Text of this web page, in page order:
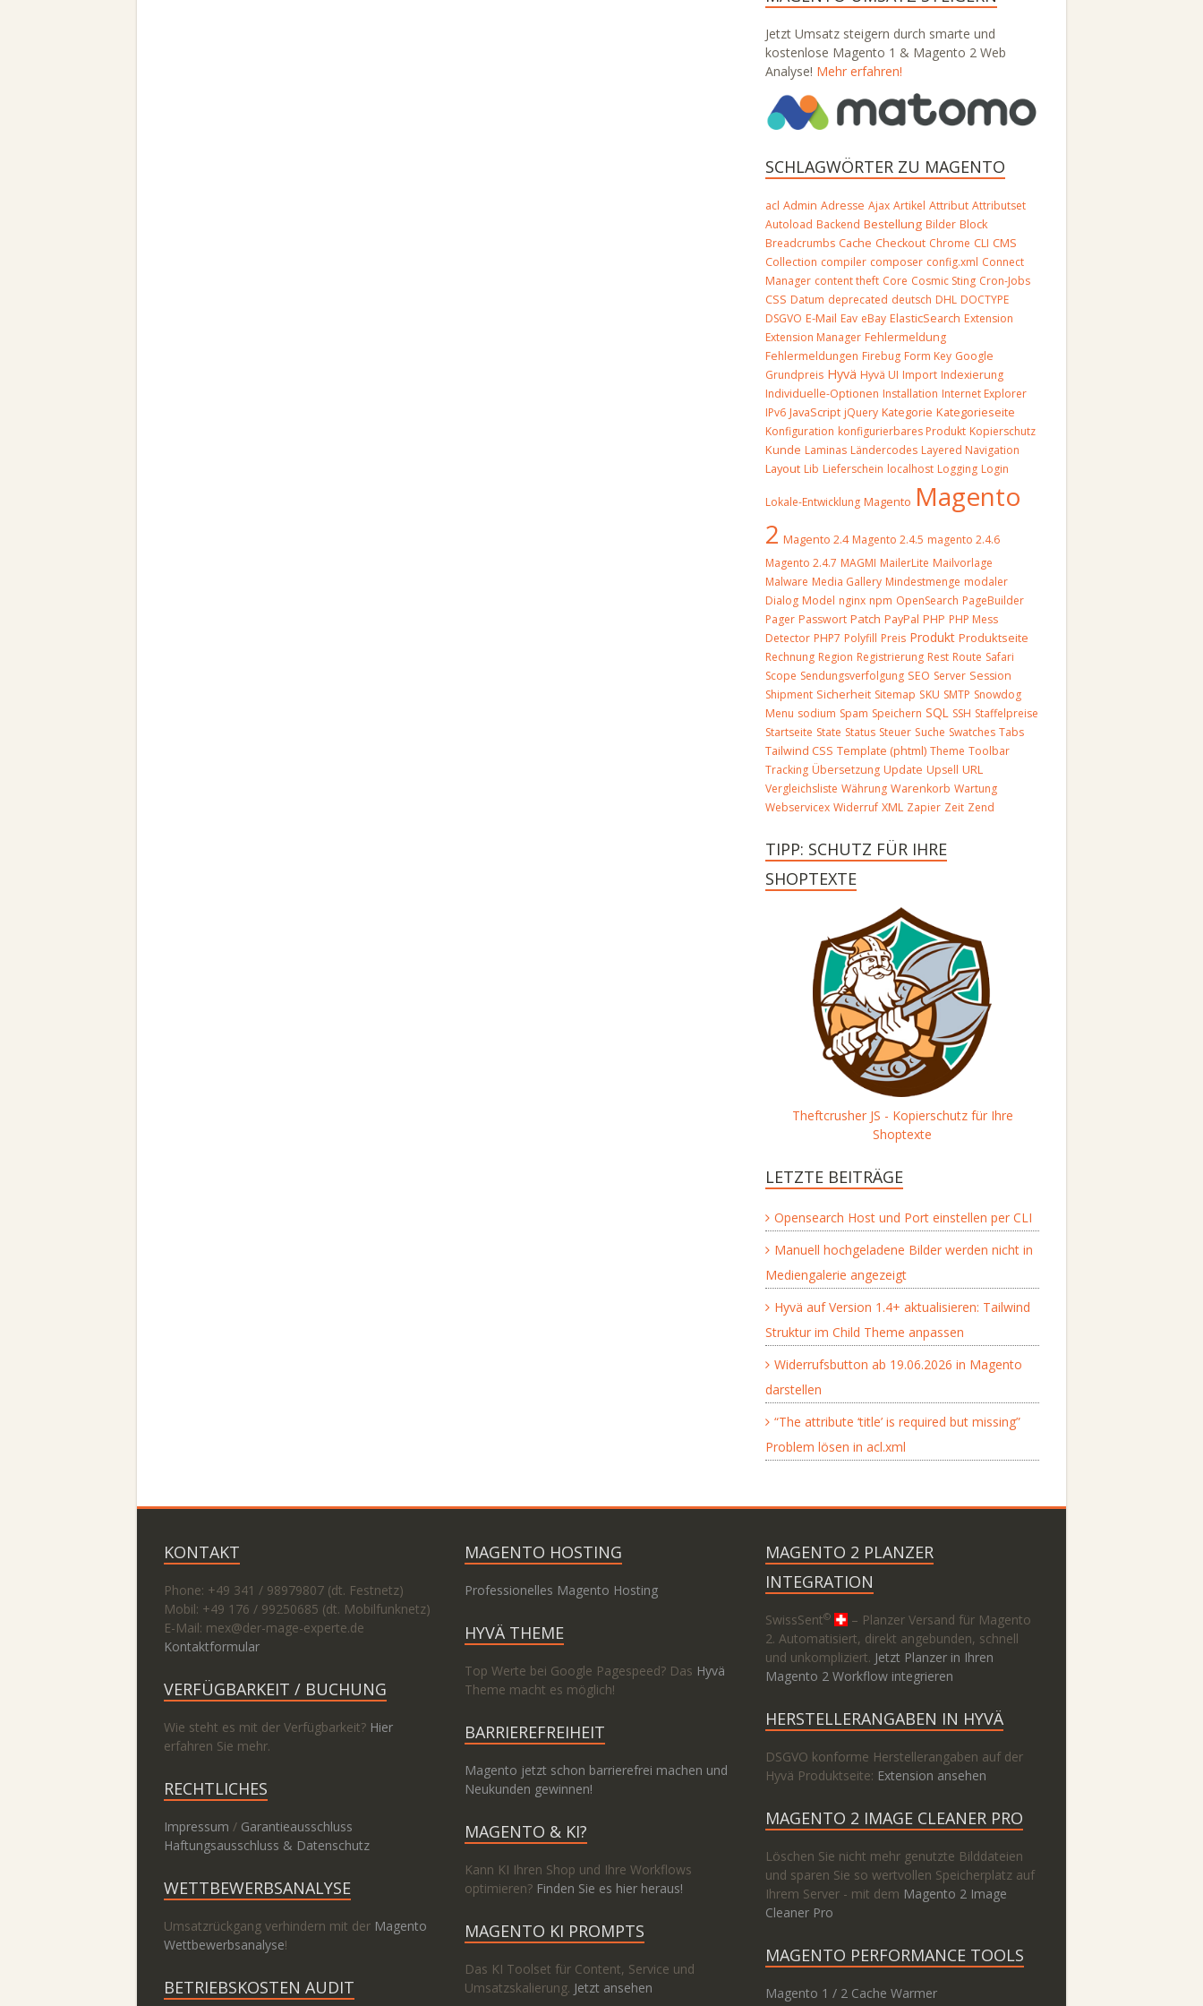
Jetzt Umsatz steigern durch smarte und
kostenlose Magento 1 & Magento 2 Web
Analyse! Mehr erfahren!
SCHLAGWÖRTER ZU MAGENTO
acl Admin Adresse Ajax Artikel Attribut Attributset
Autoload Backend Bestellung Bilder Block
Breadcrumbs Cache Checkout Chrome CLI CMS
Collection compiler composer config.xml Connect
Manager content theft Core Cosmic Sting Cron-Jobs
CSS Datum deprecated deutsch DHL DOCTYPE
DSGVO E-Mail Eav eBay ElasticSearch Extension
Extension Manager Fehlermeldung
Fehlermeldungen Firebug Form Key Google
Grundpreis Hyvä Hyvä UI Import Indexierung
Individuelle-Optionen Installation Internet Explorer
IPv6 JavaScript jQuery Kategorie Kategorieseite
Konfiguration konfigurierbares Produkt Kopierschutz
Kunde Laminas Ländercodes Layered Navigation
Layout Lib Lieferschein localhost Logging Login
Lokale-Entwicklung Magento Magento
2 Magento 2.4 Magento 2.4.5 magento 2.4.6
Magento 2.4.7 MAGMI MailerLite Mailvorlage
Malware Media Gallery Mindestmenge modaler
Dialog Model nginx npm OpenSearch PageBuilder
Pager Passwort Patch PayPal PHP PHP Mess
Detector PHP7 Polyfill Preis Produkt Produktseite
Rechnung Region Registrierung Rest Route Safari
Scope Sendungsverfolgung SEO Server Session
Shipment Sicherheit Sitemap SKU SMTP Snowdog
Menu sodium Spam Speichern SQL SSH Staffelpreise
Startseite State Status Steuer Suche Swatches Tabs
Tailwind CSS Template (phtml) Theme Toolbar
Tracking Übersetzung Update Upsell URL
Vergleichsliste Währung Warenkorb Wartung
Webservicex Widerruf XML Zapier Zeit Zend
TIPP: SCHUTZ FÜR IHRE
SHOPTEXTE
Theftcrusher JS - Kopierschutz für Ihre
Shoptexte
LETZTE BEITRÄGE
Opensearch Host und Port einstellen per CLI
Manuell hochgeladene Bilder werden nicht in
Mediengalerie angezeigt
Hyvä auf Version 1.4+ aktualisieren: Tailwind
Struktur im Child Theme anpassen
Widerrufsbutton ab 19.06.2026 in Magento
darstellen
“The attribute ‘title’ is required but missing”
Problem lösen in acl.xml
KONTAKT
Phone: +49 341 / 98979807 (dt. Festnetz)
Mobil: +49 176 / 99250685 (dt. Mobilfunknetz)
E-Mail: mex@der-mage-experte.de
Kontaktformular
VERFÜGBARKEIT / BUCHUNG
Wie steht es mit der Verfügbarkeit? Hier
erfahren Sie mehr.
RECHTLICHES
Impressum / Garantieausschluss
Haftungsausschluss & Datenschutz
WETTBEWERBSANALYSE
Umsatzrückgang verhindern mit der Magento
Wettbewerbsanalyse!
BETRIEBSKOSTEN AUDIT
MAGENTO HOSTING
Professionelles Magento Hosting
HYVÄ THEME
Top Werte bei Google Pagespeed? Das Hyvä
Theme macht es möglich!
BARRIEREFREIHEIT
Magento jetzt schon barrierefrei machen und
Neukunden gewinnen!
MAGENTO & KI?
Kann KI Ihren Shop und Ihre Workflows
optimieren? Finden Sie es hier heraus!
MAGENTO KI PROMPTS
Das KI Toolset für Content, Service und
Umsatzskalierung. Jetzt ansehen
MAGENTO 2 PLANZER
INTEGRATION
SwissSent©
– Planzer Versand für Magento
2. Automatisiert, direkt angebunden, schnell
und unkompliziert. Jetzt Planzer in Ihren
Magento 2 Workflow integrieren
HERSTELLERANGABEN IN HYVÄ
DSGVO konforme Herstellerangaben auf der
Hyvä Produktseite: Extension ansehen
MAGENTO 2 IMAGE CLEANER PRO
Löschen Sie nicht mehr genutzte Bilddateien
und sparen Sie so wertvollen Speicherplatz auf
Ihrem Server - mit dem Magento 2 Image
Cleaner Pro
MAGENTO PERFORMANCE TOOLS
Magento 1 / 2 Cache Warmer